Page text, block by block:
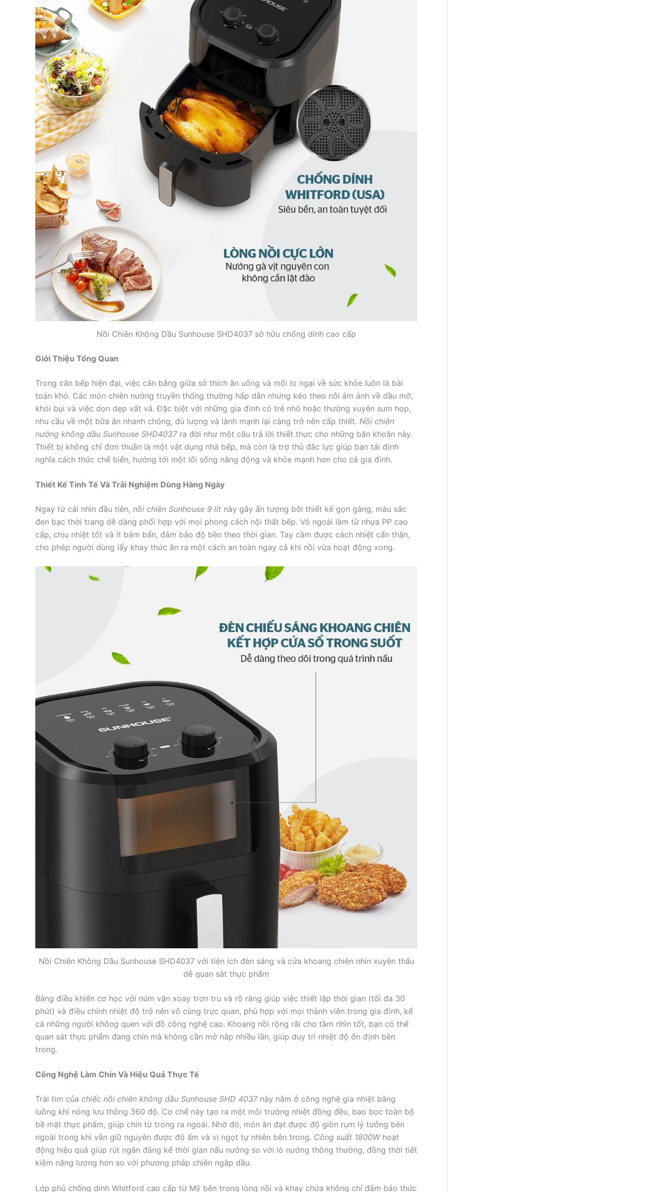
Nồi Chiên Không Dầu Sunhouse SHD4037 sở hữu chống dính cao cấp
Giới Thiệu Tổng Quan
Trong căn bếp hiện đại, việc cân bằng giữa sở thích ăn uống và mối lo ngại về sức khỏe luôn là bài
toán khó. Các món chiên nướng truyền thống thường hấp dẫn nhưng kéo theo nỗi ám ảnh về dầu mỡ,
khói bụi và việc dọn dẹp vất vả. Đặc biệt với những gia đình có trẻ nhỏ hoặc thường xuyên sum họp,
nhu cầu về một bữa ăn nhanh chóng, đủ lượng và lành mạnh lại càng trở nên cấp thiết. Nồi chiên
nướng không dầu Sunhouse SHD4037ra đời như một câu trả lời thiết thực cho những băn khoăn này.
Thiết bị không chỉ đơn thuần là một vật dụng nhà bếp, mà còn là trợ thủ đắc lực giúp bạn tái định
nghĩa cách thức chế biến, hướng tới một lối sống năng động và khỏe mạnh hơn cho cả gia đình.
Thiết Kế Tinh Tế Và Trải Nghiệm Dùng Hàng Ngày
Ngay từ cái nhìn đầu tiên, nồi chiên Sunhouse 9 lít này gây ấn tượng bởi thiết kế gọn gàng, màu sắc
đen bạc thời trang dễ dàng phối hợp với mọi phong cách nội thất bếp. Vỏ ngoài làm từ nhựa PP cao
cấp, chịu nhiệt tốt và ít bám bẩn, đảm bảo độ bền theo thời gian. Tay cầm được cách nhiệt cẩn thận,
cho phép người dùng lấy khay thức ăn ra một cách an toàn ngay cả khi nồi vừa hoạt động xong.
Nồi Chiên Không Dầu Sunhouse SHD4037 với tiện ích đèn sáng và cửa khoang chiên nhìn xuyên thấu
dễ quan sát thực phẩm
Bảng điều khiển cơ học với núm vặn xoay trơn tru và rõ ràng giúp việc thiết lập thời gian (tối đa 30
phút) và điều chỉnh nhiệt độ trở nên vô cùng trực quan, phù hợp với mọi thành viên trong gia đình, kể
cả những người không quen với đồ công nghệ cao. Khoang nồi rộng rãi cho tầm nhìn tốt, bạn có thể
quan sát thực phẩm đang chín mà không cần mở nắp nhiều lần, giúp duy trì nhiệt độ ổn định bên
trong.
Công Nghệ Làm Chín Và Hiệu Quả Thực Tế
Trái tim của chiếc nồi chiên không dầu Sunhouse SHD 4037này nằm ở công nghệ gia nhiệt bằng
luồng khí nóng lưu thông 360 độ. Cơ chế này tạo ra một môi trường nhiệt đồng đều, bao bọc toàn bộ
bề mặt thực phẩm, giúp chín từ trong ra ngoài. Nhờ đó, món ăn đạt được độ giòn rụm lý tưởng bên
ngoài trong khi vẫn giữ nguyên được độ ẩm và vị ngọt tự nhiên bên trong. Công suất 1800Whoạt
động hiệu quả giúp rút ngắn đáng kể thời gian nấu nướng so với lò nướng thông thường, đồng thời tiết
kiệm năng lượng hơn so với phương pháp chiên ngập dầu.
Lớp phủ chống dính Whitford cao cấp từ Mỹ bên trong lòng nồi và khay chứa không chỉ đảm bảo thức